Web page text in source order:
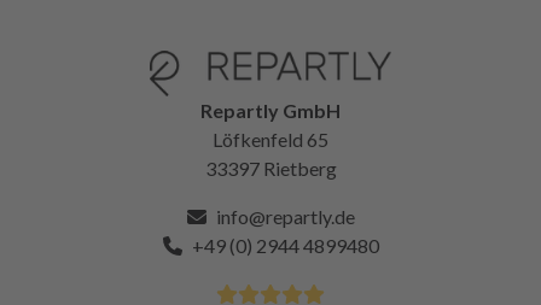
Repartly GmbH
Löfkenfeld 65
33397 Rietberg
info@repartly.de
+49 (0) 2944 4899480